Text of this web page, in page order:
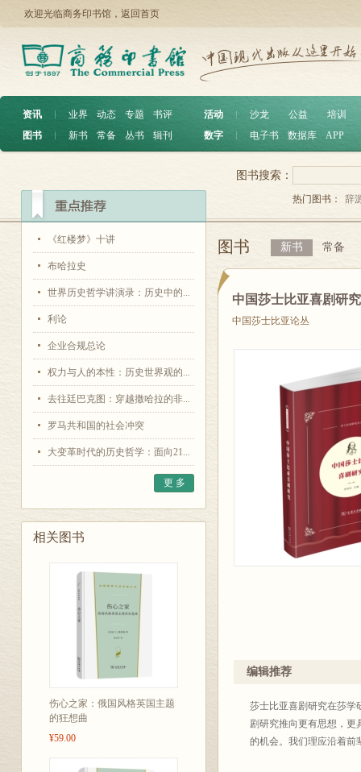
欢迎光临商务印书馆， 返回首页
资讯 ︱ 业界 动态 专题
书评
图书
︱ 新书 常备 丛书 辑刊
活动 沙龙 公益
培训
数字
电子书 数据库 APP
《红楼梦》十讲
布哈拉史
世界历史哲学讲演录：历史中的...
利论
企业合规总论
权力与人的本性：历史世界观的...
去往廷巴克图：穿越撒哈拉的非...
罗马共和国的社会冲突
大变革时代的历史哲学：面向21...
更 多
相关图书
伤心之家：俄国风格英国主题
的狂想曲
¥59.00
图书搜索：
热门图书： 辞
图书 新书 常备
中国莎士比亚喜剧研
中国莎士比亚论丛
编辑推荐
莎士比亚喜剧研究在莎学
剧研究推向更有思想，更
的机会。我们理应沿着前